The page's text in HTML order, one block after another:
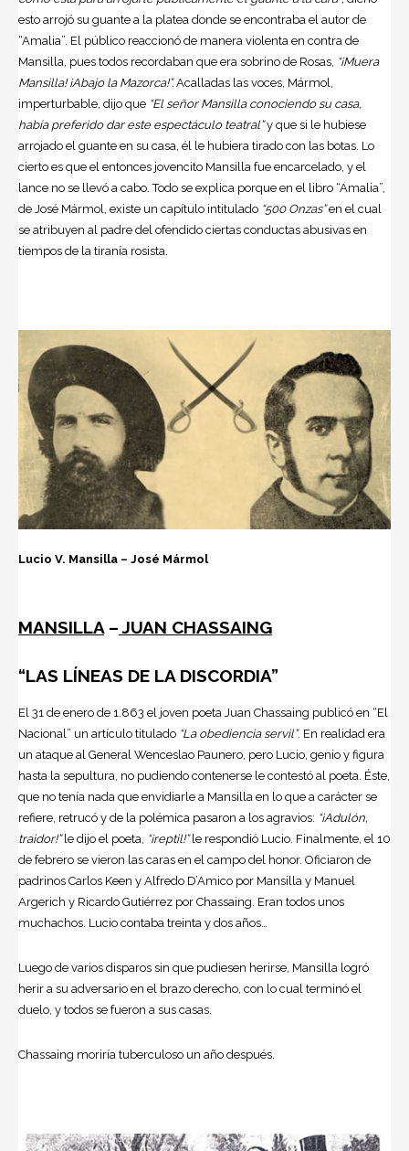
esto arrojó su guante a la platea donde se encontraba el autor de
“Amalia”. El público reaccionó de manera violenta en contra de
Mansilla, pues todos recordaban que era sobrino de Rosas, “¡Muera
Mansilla! ¡Abajo la Mazorca!”.Acalladas las voces, Mármol,
imperturbable, dijo que “El señor Mansilla conociendo su casa,
había preferido dar este espectáculo teatral”y que si le hubiese
arrojado el guante en su casa, él le hubiera tirado con las botas. Lo
cierto es que el entonces jovencito Mansilla fue encarcelado, y el
lance no se llevó a cabo. Todo se explica porque en el libro “Amalia”,
de José Mármol, existe un capítulo intitulado “500 Onzas”en el cual
se atribuyen al padre del ofendido ciertas conductas abusivas en
tiempos de la tiranía rosista.
Lucio V. Mansilla – José Mármol
MANSILLA–JUAN CHASSAING
“LAS LÍNEAS DE LA DISCORDIA”
El 31 de enero de 1.863 el joven poeta Juan Chassaing publicó en “El
Nacional” un artículo titulado “La obediencia servil”. En realidad era
un ataque al General Wenceslao Paunero, pero Lucio, genio y figura
hasta la sepultura, no pudiendo contenerse le contestó al poeta. Éste,
que no tenía nada que envidiarle a Mansilla en lo que a carácter se
refiere, retrucó y de la polémica pasaron a los agravios: “¡Adulón,
traidor!”le dijo el poeta, “¡reptil!”le respondió Lucio. Finalmente, el 10
de febrero se vieron las caras en el campo del honor. Oficiaron de
padrinos Carlos Keen y Alfredo D’Amico por Mansilla y Manuel
Argerich y Ricardo Gutiérrez por Chassaing. Eran todos unos
muchachos. Lucio contaba treinta y dos años…
Luego de varios disparos sin que pudiesen herirse, Mansilla logró
herir a su adversario en el brazo derecho, con lo cual terminó el
duelo, y todos se fueron a sus casas.
Chassaing moriría tuberculoso un año después.